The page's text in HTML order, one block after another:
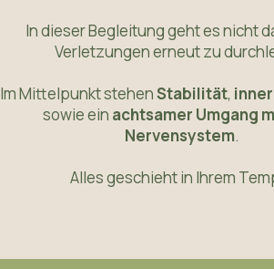
In dieser Begleitung geht es nicht
Verletzungen erneut zu
Im Mittelpunkt stehenStabilität,
sowie ein achtsamer Umgang
Nervensystem.
Alles geschieht in Ihrem